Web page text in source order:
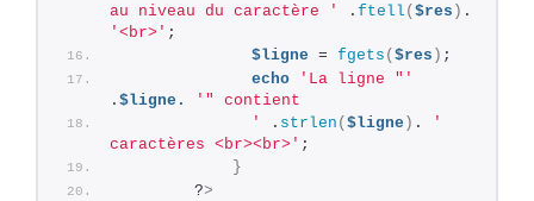
au niveau du caractère '
. ftell ($res )
'<br>' ;
$ligne = fgets ($res ) ;
echo
'La ligne "'
. $ligne.
'" contient
              '
. strlen ($ligne ) .
'
caractères <br><br>' ;
}
        ?
>